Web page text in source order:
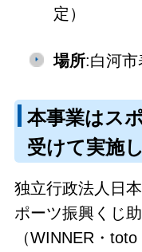
定）
場所:白河市
本事業はス
受けて実施
独立行政法人日
ポーツ振興くじ
（WINNER・